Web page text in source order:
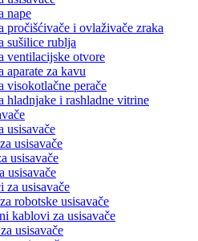
nape
pročišćivače i ovlaživače zraka
sušilice rublja
ventilacijske otvore
aparate za kavu
visokotlačne perače
hladnjake i rashladne vitrine
usisavače
usisavače
usisavače
usisavače
za usisavače
robotske usisavače
kablovi za usisavače
usisavače